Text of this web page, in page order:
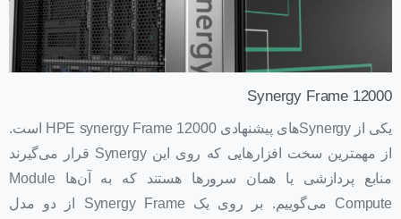
Synergy Frame 12000
یکی از Synergyهای پیشنهادی HPE synergy Frame 12000 است.
از مهمترین سخت افزارهایی که روی این Synergy قرار می‌گیرند
منابع پردازشی یا همان سرورها هستند که به آن‌ها Module
Compute می‌گوییم. بر روی یک Synergy Frame از دو مدل